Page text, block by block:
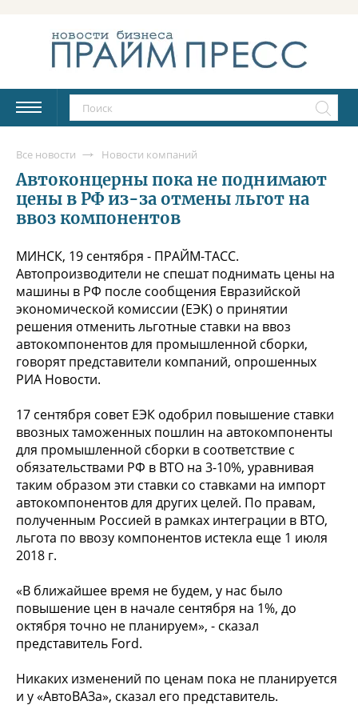
Все новости Новости компаний
Автоконцерны пока не поднимают
цены в РФ из-за отмены льгот на
ввоз компонентов
МИНСК, 19 сентября - ПРАЙМ-ТАСС.
Автопроизводители не спешат поднимать цены на
машины в РФ после сообщения Евразийской
экономической комиссии (ЕЭК) о принятии
решения отменить льготные ставки на ввоз
автокомпонентов для промышленной сборки,
говорят представители компаний, опрошенных
РИА Новости.
17 сентября совет ЕЭК одобрил повышение ставки
ввозных таможенных пошлин на автокомпоненты
для промышленной сборки в соответствие с
обязательствами РФ в ВТО на 3-10%, уравнивая
таким образом эти ставки со ставками на импорт
автокомпонентов для других целей. По правам,
полученным Россией в рамках интеграции в ВТО,
льгота по ввозу компонентов истекла еще 1 июля
2018 г.
«В ближайшее время не будем, у нас было
повышение цен в начале сентября на 1%, до
октября точно не планируем», - сказал
представитель Ford.
Никаких изменений по ценам пока не планируется
и у «АвтоВАЗа», сказал его представитель.